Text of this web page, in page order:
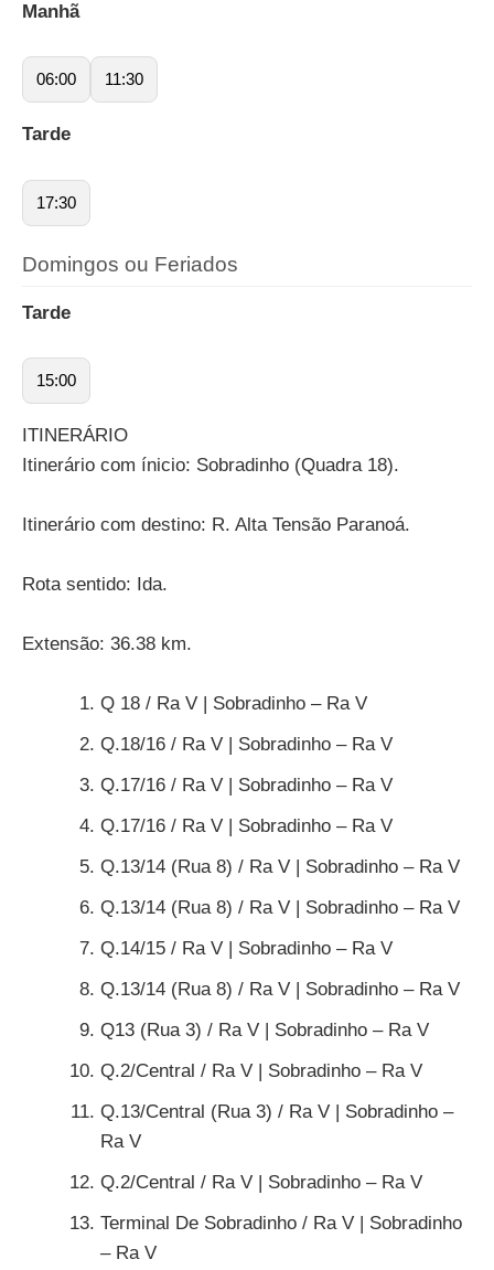
Manhã
06:00 11:30
Tarde
17:30
Domingos ou Feriados
Tarde
15:00
ITINERÁRIO
Itinerário com ínicio: Sobradinho (Quadra 18).
Itinerário com destino: R. Alta Tensão Paranoá.
Rota sentido: Ida.
Extensão: 36.38 km.
Q 18 / Ra V | Sobradinho – Ra V
Q.18/16 / Ra V | Sobradinho – Ra V
Q.17/16 / Ra V | Sobradinho – Ra V
Q.17/16 / Ra V | Sobradinho – Ra V
Q.13/14 (Rua 8) / Ra V | Sobradinho – Ra V
Q.13/14 (Rua 8) / Ra V | Sobradinho – Ra V
Q.14/15 / Ra V | Sobradinho – Ra V
Q.13/14 (Rua 8) / Ra V | Sobradinho – Ra V
Q13 (Rua 3) / Ra V | Sobradinho – Ra V
Q.2/Central / Ra V | Sobradinho – Ra V
Q.13/Central (Rua 3) / Ra V | Sobradinho –
Ra V
Q.2/Central / Ra V | Sobradinho – Ra V
Terminal De Sobradinho / Ra V | Sobradinho
– Ra V